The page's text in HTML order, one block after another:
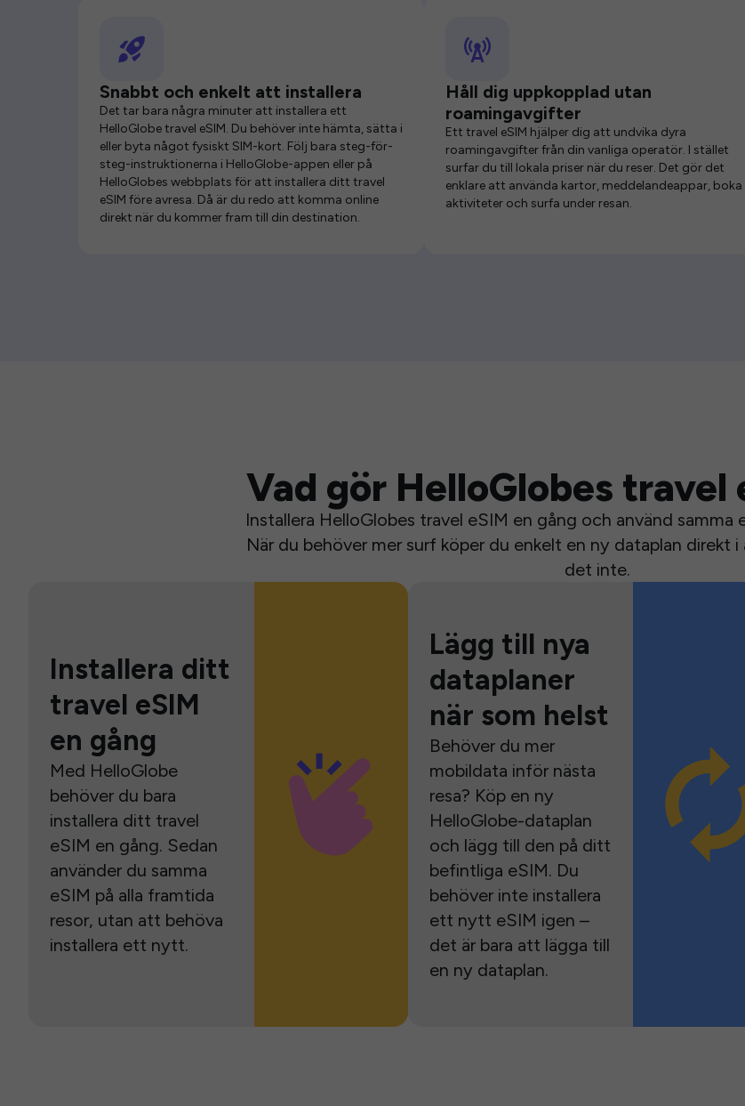
Snabbt och enkelt att installera
Det tar bara några minuter att installera ett
HelloGlobe travel eSIM. Du behöver inte hämta, sätta i
eller byta något fysiskt SIM-kort. Följ bara steg-för-
steg-instruktionerna i HelloGlobe-appen eller på
HelloGlobes webbplats för att installera ditt travel
eSIM före avresa. Då är du redo att komma online
direkt när du kommer fram till din destination.
Håll dig uppkopplad utan
roamingavgifter
Ett travel eSIM hjälper dig att undvika dyra
roamingavgifter från din vanliga operatör. I stället
surfar du till lokala priser när du reser. Det gör det
enklare att använda kartor, meddelandeappar, boka
aktiviteter och surfa under resan.
Vad gör HelloGlobes travel
Installera HelloGlobes travel eSIM en gång och använd samma
När du behöver mer surf köper du enkelt en ny dataplan direkt i
det inte.
Installera ditt
travel eSIM
en gång
Med HelloGlobe
behöver du bara
installera ditt travel
eSIM en gång. Sedan
använder du samma
eSIM på alla framtida
resor, utan att behöva
installera ett nytt.
Lägg till nya
dataplaner
när som helst
Behöver du mer
mobildata inför nästa
resa? Köp en ny
HelloGlobe-dataplan
och lägg till den på ditt
befintliga eSIM. Du
behöver inte installera
ett nytt eSIM igen –
det är bara att lägga till
en ny dataplan.